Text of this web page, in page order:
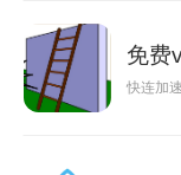
免费
快连加